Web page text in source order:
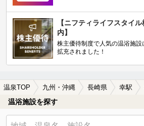
【ニフティライフスタイ
内】
株主優待制度で人気の温浴施
拡充されました！
温泉TOP 九州・沖縄 長崎県 幸駅
温浴施設を探す